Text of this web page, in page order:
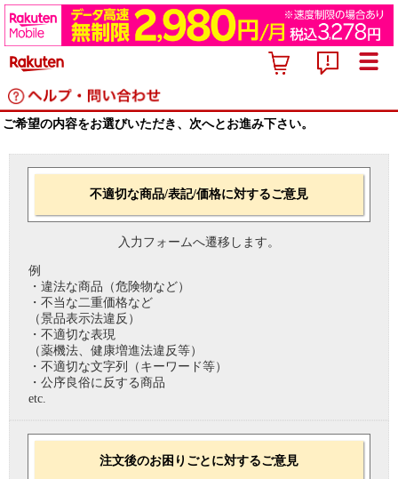
ご希望の内容をお選びいただき、次へとお進み下さい。
不適切な商品/表記/価格に対するご意見
入力フォームへ遷移します。
例
・違法な商品（危険物など）
・不当な二重価格など
（景品表示法違反）
・不適切な表現
（薬機法、健康増進法違反等）
・不適切な文字列（キーワード等）
・公序良俗に反する商品
etc.
注文後のお困りごとに対するご意見